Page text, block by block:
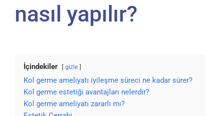
nasıl yapılır?
İçindekiler gizle
Kol germe ameliyatı iyileşme süreci ne kadar sürer?
Kol germe estetiği avantajları nelerdir?
Kol germe ameliyatı zararlı mı?